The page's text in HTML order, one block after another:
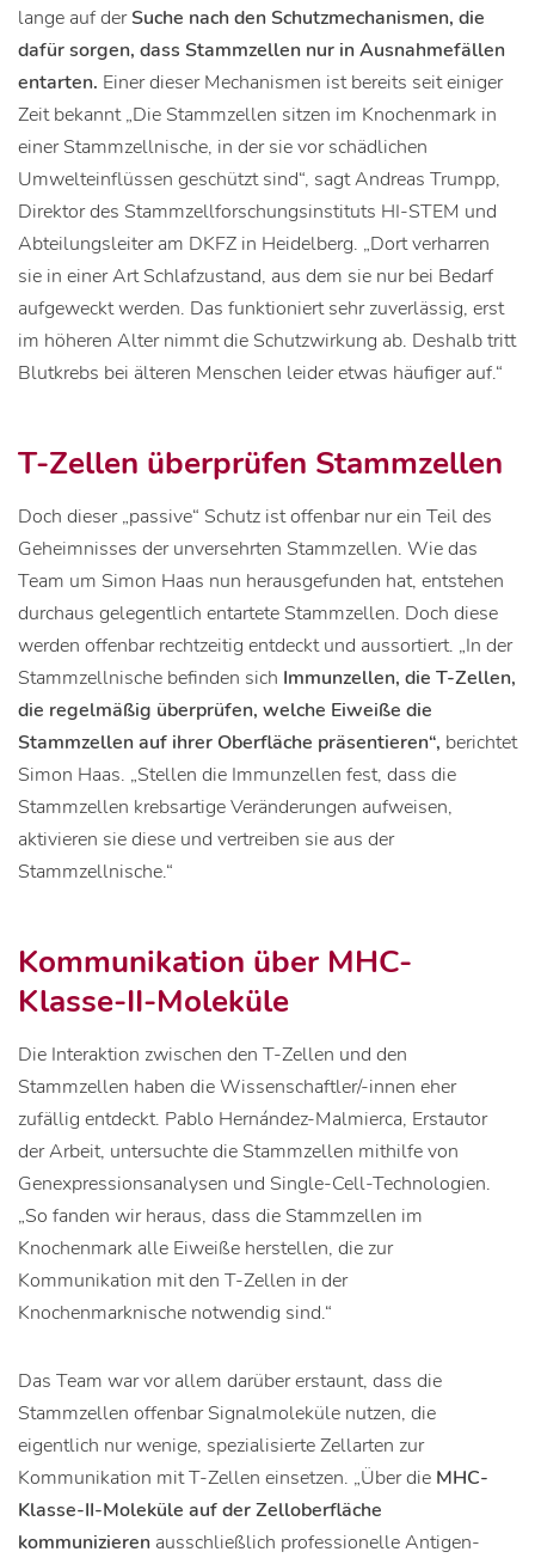
lange auf derSuche nach den Schutzmechanismen, die
dafür sorgen, dass Stammzellen nur in Ausnahmefällen
entarten. Einer dieser Mechanismen ist bereits seit einiger
Zeit bekannt „Die Stammzellen sitzen im Knochenmark in
einer Stammzellnische, in der sie vor schädlichen
Umwelteinflüssen geschützt sind“, sagt Andreas Trumpp,
Direktor des Stammzellforschungsinstituts HI-STEM und
Abteilungsleiter am DKFZ in Heidelberg. „Dort verharren
sie in einer Art Schlafzustand, aus dem sie nur bei Bedarf
aufgeweckt werden. Das funktioniert sehr zuverlässig, erst
im höheren Alter nimmt die Schutzwirkung ab. Deshalb tritt
Blutkrebs bei älteren Menschen leider etwas häufiger auf.“
T-Zellen überprüfen Stammzellen
Doch dieser „passive“ Schutz ist offenbar nur ein Teil des
Geheimnisses der unversehrten Stammzellen. Wie das
Team um Simon Haas nun herausgefunden hat, entstehen
durchaus gelegentlich entartete Stammzellen. Doch diese
werden offenbar rechtzeitig entdeckt und aussortiert. „In der
Stammzellnische befinden sich Immunzellen, die T-Zellen,
die regelmäßig überprüfen, welche Eiweiße die
Stammzellen auf ihrer Oberfläche präsentieren“, berichtet
Simon Haas. „Stellen die Immunzellen fest, dass die
Stammzellen krebsartige Veränderungen aufweisen,
aktivieren sie diese und vertreiben sie aus der
Stammzellnische.“
Kommunikation über MHC-
Klasse-II-Moleküle
Die Interaktion zwischen den T-Zellen und den
Stammzellen haben die Wissenschaftler/-innen eher
zufällig entdeckt. Pablo Hernández-Malmierca, Erstautor
der Arbeit, untersuchte die Stammzellen mithilfe von
Genexpressionsanalysen und Single-Cell-Technologien.
„So fanden wir heraus, dass die Stammzellen im
Knochenmark alle Eiweiße herstellen, die zur
Kommunikation mit den T-Zellen in der
Knochenmarknische notwendig sind.“
Das Team war vor allem darüber erstaunt, dass die
Stammzellen offenbar Signalmoleküle nutzen, die
eigentlich nur wenige, spezialisierte Zellarten zur
Kommunikation mit T-Zellen einsetzen. „Über die MHC-
Klasse-II-Moleküle auf der Zelloberfläche
kommunizieren ausschließlich professionelle Antigen-